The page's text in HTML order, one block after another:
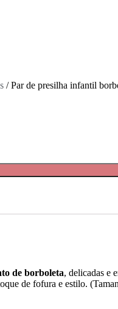
/ Par de presilha infantil
de borboleta, delicadas e
de fofura e estilo.